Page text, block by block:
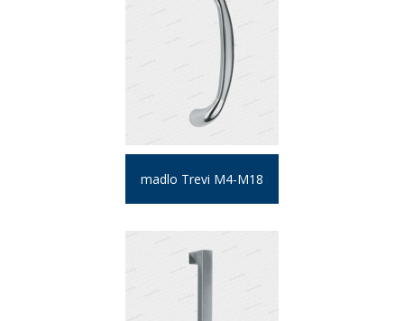
madlo Trevi M4-M18